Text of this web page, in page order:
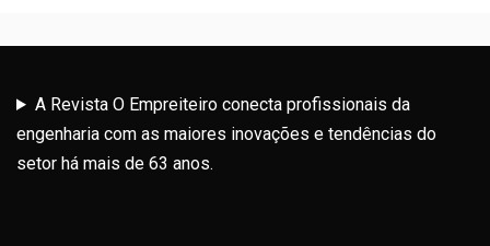
A Revista O Empreiteiro conecta profissionais da
engenharia com as maiores inovações e tendências do
setor há mais de 63 anos.